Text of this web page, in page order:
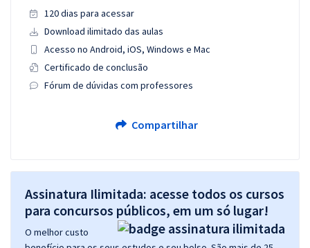
120 dias para acessar
Download ilimitado das aulas
Acesso no Android, iOS, Windows e Mac
Certificado de conclusão
Fórum de dúvidas com professores
Compartilhar
Assinatura Ilimitada: acesse todos os cursos
para concursos públicos, em um só lugar!
O melhor custo